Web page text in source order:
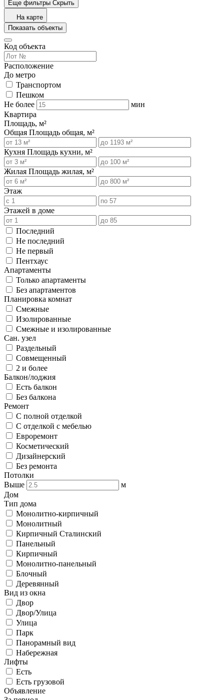
Еще фильтры Скрыть
На карте
Показать объекты
Код объекта
Расположение
До метро
Транспортом
Пешком
Не более
мин
Квартира
Площадь, м²
Общая Площадь общая, м²
Кухня Площадь кухни, м²
Жилая Площадь жилая, м²
Этаж
Этажей в доме
Последний
Не последний
Не первый
Пентхаус
Апартаменты
Только апартаменты
Без апартаментов
Планировка комнат
Смежные
Изолированные
Смежные и изолированные
Сан. узел
Раздельный
Совмещенный
2 и более
Балкон/лоджия
Есть балкон
Без балкона
Ремонт
С полной отделкой
С отделкой с мебелью
Евроремонт
Косметический
Дизайнерский
Без ремонта
Потолки
Выше
м
Дом
Тип дома
Монолитно-кирпичный
Монолитный
Кирпичный Сталинский
Панельный
Кирпичный
Монолитно-панельный
Блочный
Деревянный
Вид из окна
Двор
Двор/Улица
Улица
Парк
Панорамный вид
Набережная
Лифты
Есть
Есть грузовой
Объявление